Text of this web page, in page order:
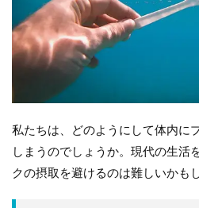
私たちは、どのようにして体内に
しまうのでしょうか。現代の生活
クの摂取を避けるのは難しいかも